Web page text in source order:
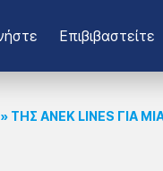
Επιβιβαστείτε
ΤΗΣ ΑΝΕΚ LINES